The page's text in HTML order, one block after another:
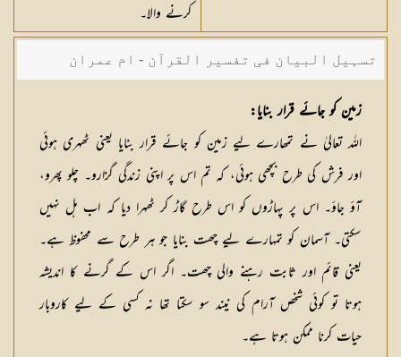
کرنے والا۔
تسہیل البیان فی تفسیر القرآن - ام عمران
شکیلہ بنت میاں فضل حسین
زمین کو جائے قرار بنایا:
اللہ تعالیٰ نے تمھارے لیے زمین کو جائے قرار بنایا یعنی ٹھہری ہوئی
اور فرش کی طرح بچھی ہوئی، کہ تم اس پر اپنی زندگی گزارو۔ چلو پھرو،
آؤ جاؤ۔ اس پر پہاڑوں کو اس طرح گاڑ کر ٹھہرا دیا کہ اب ہل نہیں
سکتی۔ آسمان کو تمہارے لیے چھت بنایا جو ہر طرح سے محفوظ ہے۔
یعنی قائم اور ثابت رہنے والی چھت۔ اگر اس کے گرنے کا اندیشہ
ہوتا تو کوئی شخص آرام کی نیند سو سکتا تھا نہ کسی کے لیے کاروبار
حیات کرنا ممکن ہوتا ہے۔